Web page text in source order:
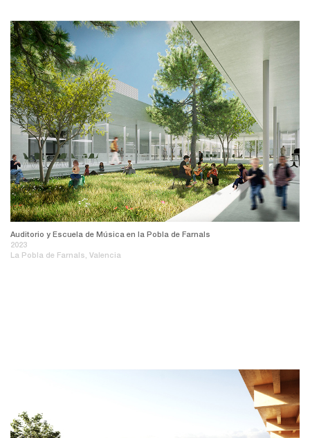
Auditorio y Escuela de Música en la Pobla de Farnals
2023
La Pobla de Farnals, Valencia